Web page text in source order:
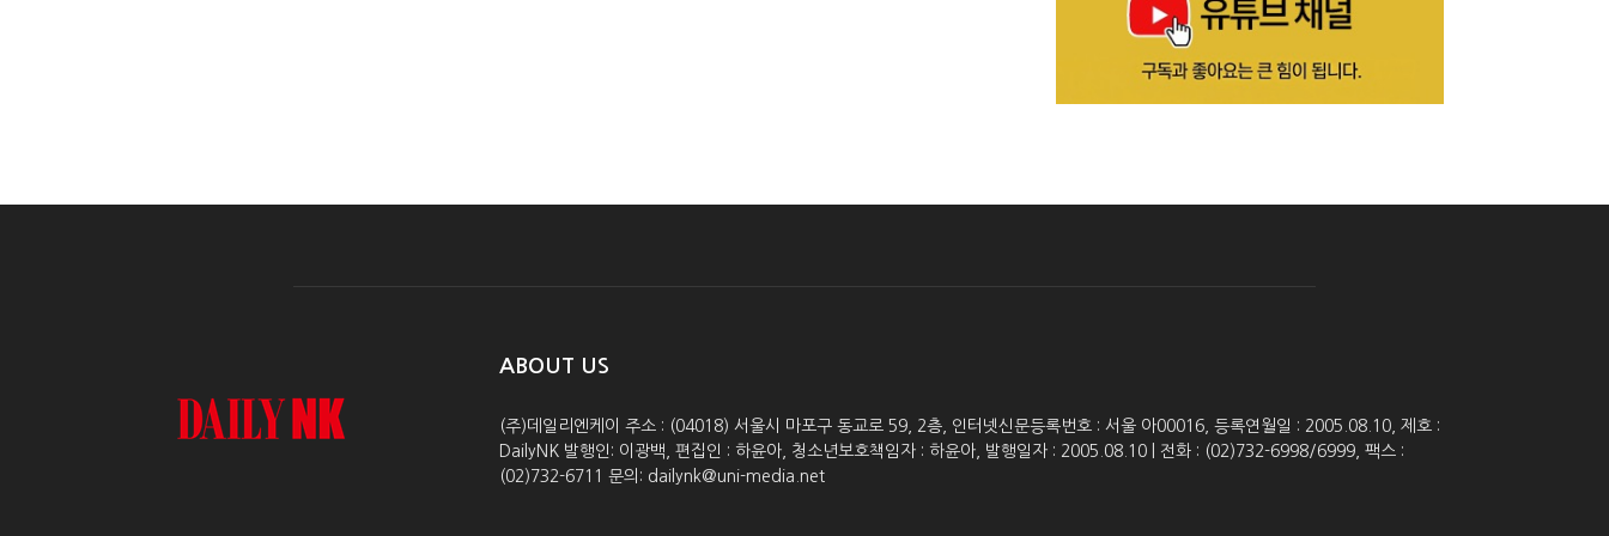
ABOUT US
(주)데일리엔케이 주소 : (04018) 서울시 마포구 동교로 59, 2층, 인터넷신문등록번호 : 서울 아00016, 등록연월일 : 2005.08.10, 제호 :
DailyNK 발행인: 이광백, 편집인 : 하윤아, 청소년보호책임자 : 하윤아, 발행일자 : 2005.08.10 | 전화 : (02)732-6998/6999, 팩스 :
(02)732-6711 문의: dailynk@uni-media.net